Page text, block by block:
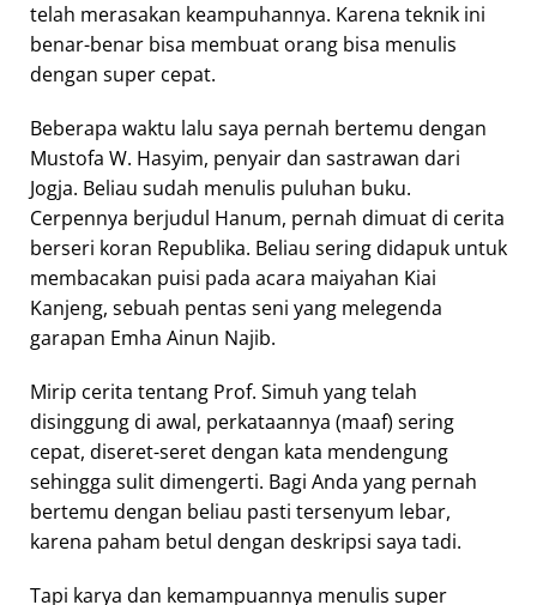
telah merasakan keampuhannya. Karena teknik ini
benar-benar bisa membuat orang bisa menulis
dengan super cepat.
Beberapa waktu lalu saya pernah bertemu dengan
Mustofa W. Hasyim, penyair dan sastrawan dari
Jogja. Beliau sudah menulis puluhan buku.
Cerpennya berjudul Hanum, pernah dimuat di cerita
berseri koran Republika. Beliau sering didapuk untuk
membacakan puisi pada acara maiyahan Kiai
Kanjeng, sebuah pentas seni yang melegenda
garapan Emha Ainun Najib.
Mirip cerita tentang Prof. Simuh yang telah
disinggung di awal, perkataannya (maaf) sering
cepat, diseret-seret dengan kata mendengung
sehingga sulit dimengerti. Bagi Anda yang pernah
bertemu dengan beliau pasti tersenyum lebar,
karena paham betul dengan deskripsi saya tadi.
Tapi karya dan kemampuannya menulis super